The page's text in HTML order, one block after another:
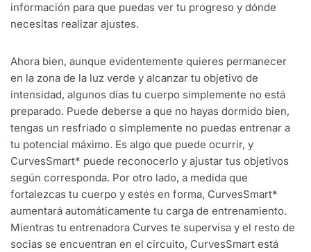
información para que puedas ver tu progreso y dónde
necesitas realizar ajustes.
Ahora bien, aunque evidentemente quieres permanecer
en la zona de la luz verde y alcanzar tu objetivo de
intensidad, algunos días tu cuerpo simplemente no está
preparado. Puede deberse a que no hayas dormido bien,
tengas un resfriado o simplemente no puedas entrenar a
tu potencial máximo. Es algo que puede ocurrir, y
CurvesSmart* puede reconocerlo y ajustar tus objetivos
según corresponda. Por otro lado, a medida que
fortalezcas tu cuerpo y estés en forma, CurvesSmart*
aumentará automáticamente tu carga de entrenamiento.
Mientras tu entrenadora Curves te supervisa y el resto de
socias se encuentran en el circuito, CurvesSmart está